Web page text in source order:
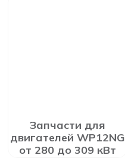
Запчасти для
двигателей WP12NG
от 280 до 309 кВт